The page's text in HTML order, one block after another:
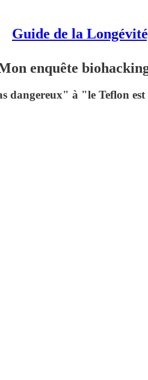
Guide de la
enquête
dangereux" à "le Teflon